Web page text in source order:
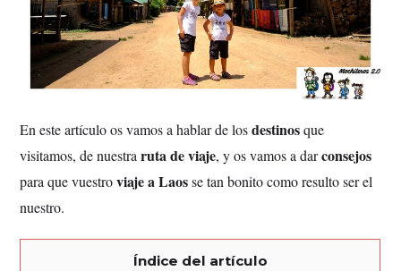
En este artículo os vamos a hablar de losdestinosque
visitamos, de nuestraruta de viaje, y os vamos a darconsejos
para que vuestroviaje a Laosse tan bonito como resulto ser el
nuestro.
Índice del artículo